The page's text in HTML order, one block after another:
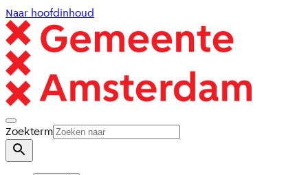
Naar hoofdinhoud
Zoekterm